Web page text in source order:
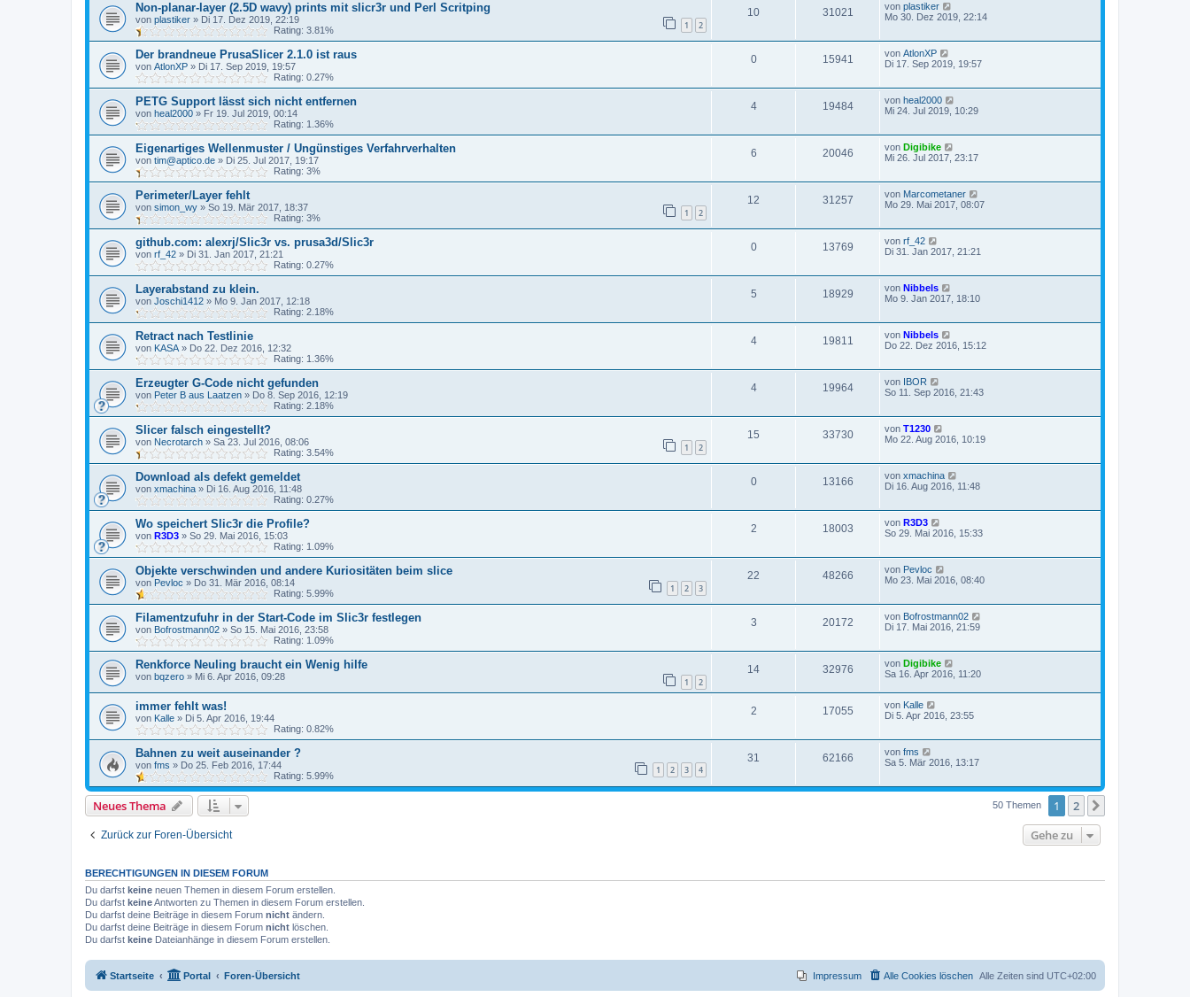
Non-planar-layer (2.5D wavy) prints mit slicr3r und Perl Scritping
von plastiker » Di 17. Dez 2019, 22:19 1 2
Rating: 3.81%
10 31021 von plastiker
Mo 30. Dez 2019, 22:14
Der brandneue PrusaSlicer 2.1.0 ist raus
von AtlonXP » Di 17. Sep 2019, 19:57
Rating: 0.27%
0 15941 von AtlonXP
Di 17. Sep 2019, 19:57
PETG Support lässt sich nicht entfernen
von heal2000 » Fr 19. Jul 2019, 00:14
Rating: 1.36%
4 19484 von heal2000
Mi 24. Jul 2019, 10:29
Eigenartiges Wellenmuster / Ungünstiges Verfahrverhalten
von tim@aptico.de » Di 25. Jul 2017, 19:17
Rating: 3%
6 20046 von Digibike
Mi 26. Jul 2017, 23:17
Perimeter/Layer fehlt
von simon_wy » So 19. Mär 2017, 18:37 1 2
Rating: 3%
12 31257 von Marcometaner
Mo 29. Mai 2017, 08:07
github.com: alexrj/Slic3r vs. prusa3d/Slic3r
von rf_42 » Di 31. Jan 2017, 21:21
Rating: 0.27%
0 13769 von rf_42
Di 31. Jan 2017, 21:21
Layerabstand zu klein.
von Joschi1412 » Mo 9. Jan 2017, 12:18
Rating: 2.18%
5 18929 von Nibbels
Mo 9. Jan 2017, 18:10
Retract nach Testlinie
von KASA » Do 22. Dez 2016, 12:32
Rating: 1.36%
4 19811 von Nibbels
Do 22. Dez 2016, 15:12
Erzeugter G-Code nicht gefunden
von Peter B aus Laatzen » Do 8. Sep 2016, 12:19
Rating: 2.18%
4 19964 von IBOR
So 11. Sep 2016, 21:43
Slicer falsch eingestellt?
von Necrotarch » Sa 23. Jul 2016, 08:06 1 2
Rating: 3.54%
15 33730 von T1230
Mo 22. Aug 2016, 10:19
Download als defekt gemeldet
von xmachina » Di 16. Aug 2016, 11:48
Rating: 0.27%
0 13166 von xmachina
Di 16. Aug 2016, 11:48
Wo speichert Slic3r die Profile?
von R3D3 » So 29. Mai 2016, 15:03
Rating: 1.09%
2 18003 von R3D3
So 29. Mai 2016, 15:33
Objekte verschwinden und andere Kuriositäten beim slice
von Pevloc » Do 31. Mär 2016, 08:14 1 2 3
Rating: 5.99%
22 48266 von Pevloc
Mo 23. Mai 2016, 08:40
Filamentzufuhr in der Start-Code im Slic3r festlegen
von Bofrostmann02 » So 15. Mai 2016, 23:58
Rating: 1.09%
3 20172 von Bofrostmann02
Di 17. Mai 2016, 21:59
Renkforce Neuling braucht ein Wenig hilfe
von bqzero » Mi 6. Apr 2016, 09:28 1 2
14 32976 von Digibike
Sa 16. Apr 2016, 11:20
immer fehlt was!
von Kalle » Di 5. Apr 2016, 19:44
Rating: 0.82%
2 17055 von Kalle
Di 5. Apr 2016, 23:55
Bahnen zu weit auseinander ?
von fms » Do 25. Feb 2016, 17:44 1 2 3 4
Rating: 5.99%
31 62166 von fms
Sa 5. Mär 2016, 13:17
Neues Thema 50 Themen 1 2
Zurück zur Foren-Übersicht Gehe zu
BERECHTIGUNGEN IN DIESEM FORUM
Du darfst keine neuen Themen in diesem Forum erstellen.
Du darfst keineAntworten zu Themen in diesem Forum erstellen.
Du darfst deine Beiträge in diesem Forum nicht ändern.
Du darfst deine Beiträge in diesem Forum nicht löschen.
Du darfst keine Dateianhänge in diesem Forum erstellen.
Startseite Portal Foren-Übersicht Alle Zeiten sind UTC+02:00
Alle Cookies löschen
Impressum